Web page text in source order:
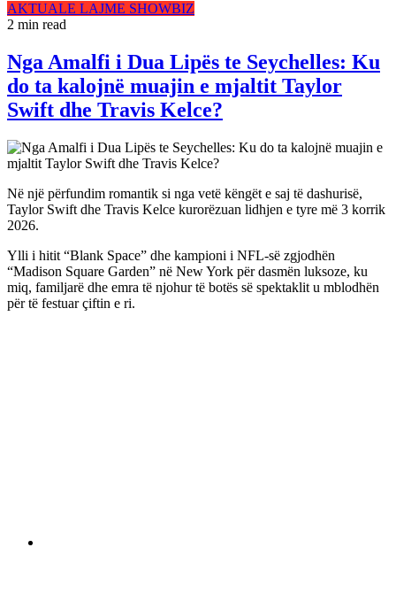
AKTUALE LAJME SHOWBIZ
2 min read
Nga Amalfi i Dua Lipës te Seychelles: Ku
do ta kalojnë muajin e mjaltit Taylor
Swift dhe Travis Kelce?
Në një përfundim romantik si nga vetë këngët e saj të dashurisë,
Taylor Swift dhe Travis Kelce kurorëzuan lidhjen e tyre më 3 korrik
2026.
Ylli i hitit “Blank Space” dhe kampioni i NFL-së zgjodhën
“Madison Square Garden” në New York për dasmën luksoze, ku
miq, familjarë dhe emra të njohur të botës së spektaklit u mblodhën
për të festuar çiftin e ri.